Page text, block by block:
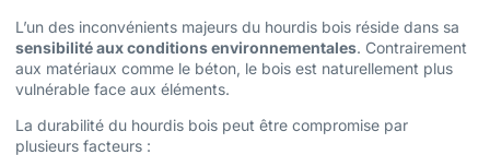
L’un des inconvénients majeurs du hourdis bois réside dans sa
sensibilité aux conditions environnementales. Contrairement
aux matériaux comme le béton, le bois est naturellement plus
vulnérable face aux éléments.
La durabilité du hourdis bois peut être compromise par
plusieurs facteurs :